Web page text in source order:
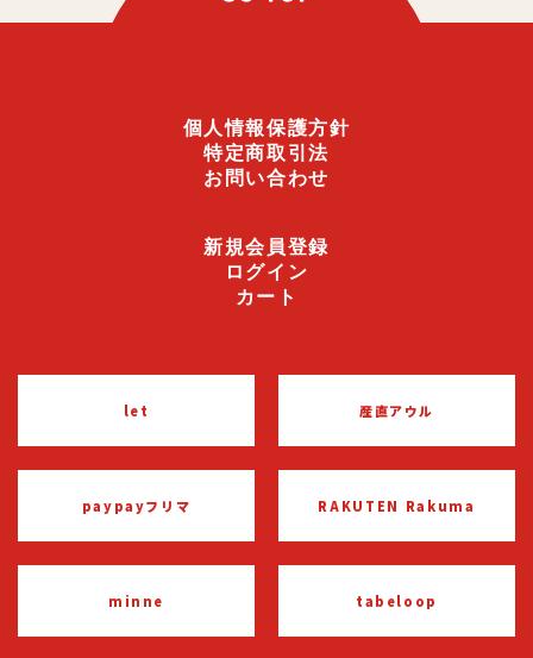
個人情報保護方針
特定商取引法
お問い合わせ
新規会員登録
ログイン
カート
let 産直アウル
paypayフリマ RAKUTEN Rakuma
minne tabeloop